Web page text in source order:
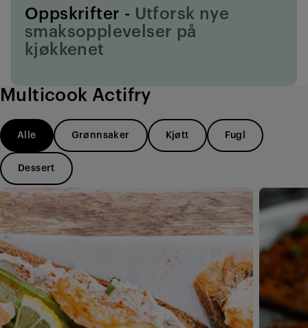
Oppskrifter - Utforsk nye
smaksopplevelser på
kjøkkenet
Multicook Actifry
Alle Grønnsaker Kjøtt Fugl
Dessert